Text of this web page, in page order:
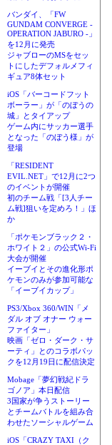
バンダイ、「FW
GUNDAM CONVERGE -
OPERATION JABURO -」
を12月に発売
ジャブローのMSをセッ
トにしたデフォルメフィ
ギュア8体セット
iOS「バーコードフット
ボーラー」が「のぼうの
城」とタイアップ
ゲーム内にサッカー選手
となった「のぼう様」が
登場
「RESIDENT
EVIL.NET」で12月に2つ
のイベントが開催
初のチーム戦「[3人チー
ム戦]狙いを定めろ！」ほ
か
「ポケモンブラック２・
ホワイト２」の公式Wi-Fi
大会が開催
イーブイとその進化形ポ
ケモンのみが参加可能な
「イーブイカップ」
PS3/Xbox 360/WIN「メ
ダル オブ オナー ウォー
ファイター」
映画「ゼロ・ダーク・サ
ーティ」とのコラボパッ
クを12月19日に配信決定
Mobage「夢幻戦紀ドラ
ゴノア」本日配信
3国家が争うストーリー
とチームバトルを組み合
わせたソーシャルゲーム
iOS「CRAZY TAXI（ク